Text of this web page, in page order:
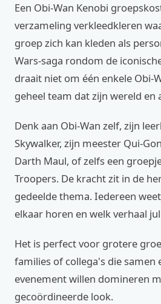
Een Obi-Wan Kenobi
verzameling verkleedkleren
groep zich kan kleden als
Wars-saga rondom de
draait niet om één enkele Obi-
geheel team dat zijn wereld
Denk aan Obi-Wan zelf, zijn
Skywalker, zijn meester Qui-
Darth Maul, of zelfs een
Troopers. De kracht zit in de
gedeelde thema. Iedereen
elkaar horen en welk verhaal
Het is perfect voor grotere
families of collega's die samen
evenement willen domineren
gecoördineerde look.